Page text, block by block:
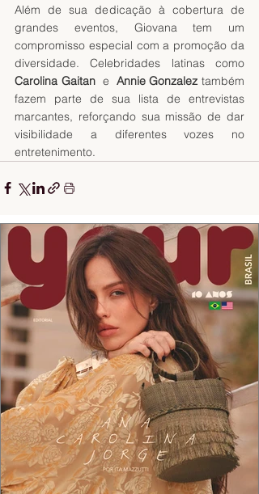
Além de sua dedicação à cobertura de
grandes eventos, Giovana tem um
compromisso especial com a promoção da
Carolina Gaitan e Annie Gonzalez também
fazem parte de sua lista de entrevistas
marcantes, reforçando sua missão de dar
visibilidade a diferentes vozes no
entretenimento.